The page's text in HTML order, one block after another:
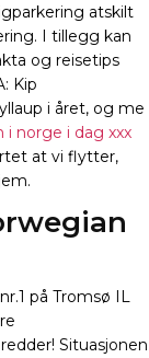
atskilt
I tillegg kan
og reisetips
Kip
i året, og me
i norge i dag xxx
at vi flytter,
på Tromsø IL
Situasjonen